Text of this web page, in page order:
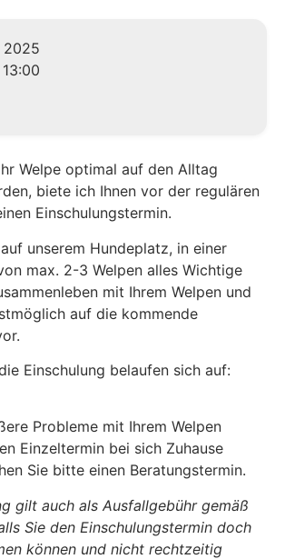
2025
Welpe optimal auf den Alltag
biete ich Ihnen vor der regulären
Einschulungstermin.
unserem Hundeplatz, in einer
max. 2-3 Welpen alles Wichtige
mit Ihrem Welpen und
auf die kommende
Einschulung belaufen sich auf:
Probleme mit Ihrem Welpen
Einzeltermin bei sich Zuhause
Sie bitte einen Beratungstermin.
gilt auch als Ausfallgebühr gemäß
Sie den Einschulungstermin doch
können und nicht rechtzeitig